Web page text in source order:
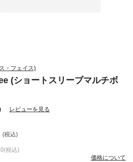
・フェイス)
(ショートスリーブマルチボ
レビューを見る
税込)
(税込)
価格について